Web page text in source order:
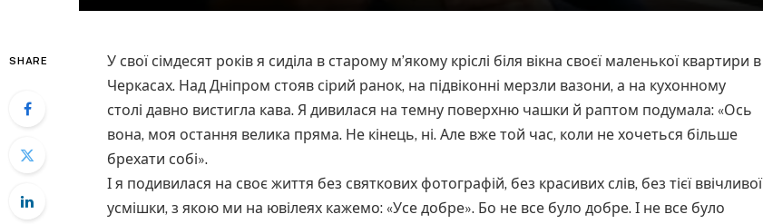
SHARE
У свої сімдесят років я сиділа в старому м’якому кріслі біля вікна своєї маленької квартири в
Черкасах. Над Дніпром стояв сірий ранок, на підвіконні мерзли вазони, а на кухонному
столі давно вистигла кава. Я дивилася на темну поверхню чашки й раптом подумала: «Ось
вона, моя остання велика пряма. Не кінець, ні. Але вже той час, коли не хочеться більше
брехати собі».
І я подивилася на своє життя без святкових фотографій, без красивих слів, без тієї ввічливої
усмішки, з якою ми на ювілеях кажемо: «Усе добре». Бо не все було добре. І не все було